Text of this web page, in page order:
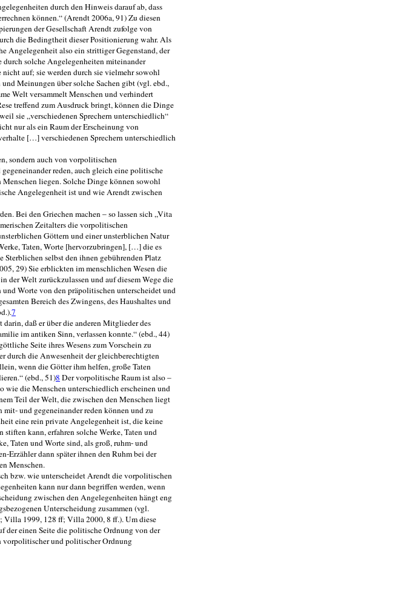
durch den Hinweis darauf ab, dass
können.“ (Arendt 2006a, 91) Zu diesen
der Gesellschaft Arendt zufolge von
die Bedingtheit dieser Positionierung wahr. Als
Angelegenheit also ein strittiger Ge­genstand, der
durch solche Angelegenheiten miteinander
auf; sie werden durch sie vielmehr sowohl
Meinungen über solche Sachen gibt (vgl. ebd.,
Welt versammelt Menschen und verhindert
treffend zum Ausdruck bringt, können die Dinge
sie „verschiedenen Sprechern unterschiedlich“
nur als ein Raum der Erscheinung von
[…] verschiedenen Sprechern unter­schiedlich
sondern auch von vorpolitischen
reden, auch gleich eine politi­sche
liegen. Solche Dinge können sowohl
Angelegenheit ist und wie Arendt zwischen
Bei den Griechen machen – so lassen sich „Vita
Zeitalters die vorpolitischen
Göttern und einer unsterblichen Natur
Ta­ten, Worte [hervorzubringen], […] die es
Sterblichen selbst den ihnen gebühren­den Platz
29) Sie erblickten im menschlichen Wesen die
der Welt zu­rückzulassen und auf diesem Wege die
Worte von den präpolitischen unterschei­det und
Bereich des Zwingens, des Haushaltes und
7
daß er über die anderen Mitglieder des
im antiken Sinn, verlassen konnte.“ (ebd., 44)
Seite ihres Wesens zum Vorschein zu
durch die Anwesenheit der gleichberechtigten
wenn die Götter ihm helfen, große Taten
(ebd., 51)8 Der vorpolitische Raum ist also –
wie die Menschen unterschiedlich erscheinen und
Teil der Welt, die zwischen den Menschen liegt
und gegeneinander reden können und zu
eine rein private Angelegenheit ist, die keine
kann, erfahren solche Werke, Taten und
Taten und Worte sind, als groß, ruhm- und
Erzähler dann später ihnen den Ruhm bei der
Menschen.
bzw. wie unterscheidet Arendt die vorpolitischen
kann nur dann be­griffen werden, wenn
zwischen den Angelegenheiten hängt eng
Unterscheidung zusammen (vgl.
Villa 1999, 128 ff; Villa 2000, 8 ff.). Um diese
der einen Seite die politische Ordnung von der
vorpolitischer und politi­scher Ordnung